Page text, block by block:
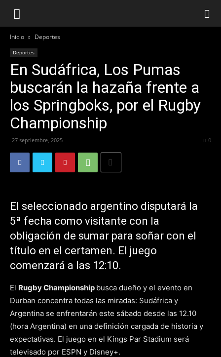
Inicio Deportes
Deportes
En Sudáfrica, Los Pumas
buscarán la hazaña frente a
los Springboks, por el Rugby
Championship
27 septiembre, 2025 0
El seleccionado argentino disputará la
5ª fecha como visitante con la
obligación de sumar para soñar con el
título en el certamen. El juego
comenzará a las 12:10.
El Rugby Championship busca dueño y el evento en
Durban concentra todas las miradas: Sudáfrica y
Argentina se enfrentarán este sábado desde las 12.10
(hora Argentina) en una definición cargada de historia y
expectativas. El juego en el Kings Par Stadium será
televisado por ESPN y Disney+.